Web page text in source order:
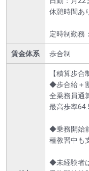
休憩時間あ
定時制勤務
賃金体系 歩合制
【積算歩合
◆歩合給＋
全乗務員通
最高歩率
◆乗務開始
種教習中も
◆未経験者